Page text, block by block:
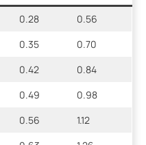
0.28
0.56
0.35
0.70
0.42
0.84
0.49
0.98
0.56
1.12